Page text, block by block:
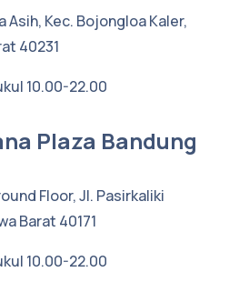
Asih, Kec. Bojongloa Kaler,
40231
10.00-22.00
Plaza Bandung
Floor, Jl. Pasirkaliki
Barat 40171
10.00-22.00